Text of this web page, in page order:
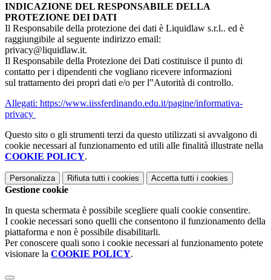
INDICAZIONE DEL RESPONSABILE DELLA
PROTEZIONE DEI DATI
Il Responsabile della protezione dei dati è Liquidlaw s.r.l.. ed è
raggiungibile al seguente indirizzo email:
privacy@liquidlaw.it.
Il Responsabile della Protezione dei Dati costituisce il punto di
contatto per i dipendenti che vogliano ricevere informazioni
sul trattamento dei propri dati e/o per l‟Autorità di controllo.
Allegati: https://www.iissferdinando.edu.it/pagine/informativa-
privacy
Questo sito o gli strumenti terzi da questo utilizzati si avvalgono di
cookie necessari al funzionamento ed utili alle finalità illustrate nella
COOKIE POLICY.
Personalizza Rifiuta tutti i cookies Accetta tutti i cookies
Gestione cookie
In questa schermata è possibile scegliere quali cookie consentire.
I cookie necessari sono quelli che consentono il funzionamento della
piattaforma e non è possibile disabilitarli.
Per conoscere quali sono i cookie necessari al funzionamento potete
visionare la COOKIE POLICY.